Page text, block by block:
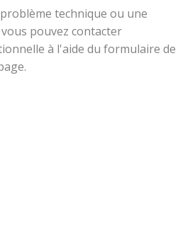
technique ou une
pouvez contacter
à l'aide du formulaire de